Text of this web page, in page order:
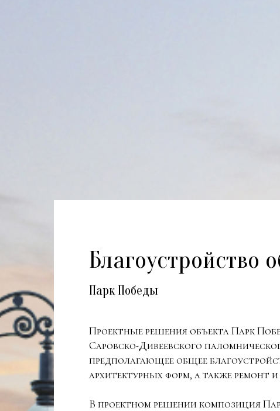
Благоустройство
Парк Победы
Проектные решения объекта Парк
Саровско-Дивеевского
предполагающее общее
архитектурных форм, а также ремонт
В проектном решении композиция